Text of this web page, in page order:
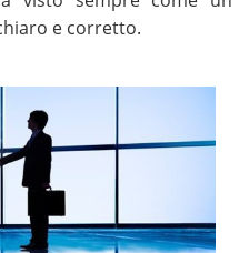
e corretto.